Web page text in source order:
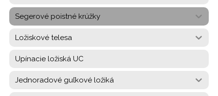
Segerové poistné krúžky
Ložiskové telesa
Upínacie ložiská UC
Jednoradové guľkové ložiká